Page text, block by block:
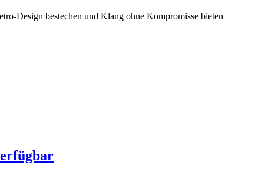
Design bestechen und Klang ohne Kompromisse bieten